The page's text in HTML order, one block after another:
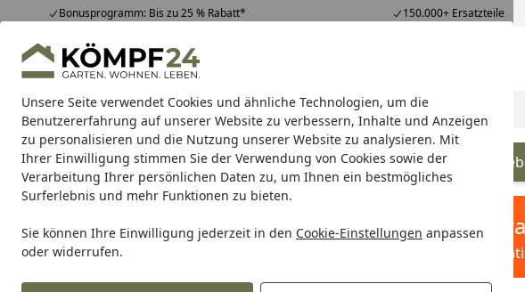
Unsere Seite verwendet Cookies und ähnliche Technologien, um die
Benutzererfahrung auf unserer Website zu verbessern, Inhalte und Anzeigen
zu personalisieren und die Nutzung unserer Website zu analysieren. Mit
Ihrer Einwilligung stimmen Sie der Verwendung von Cookies sowie der
Verarbeitung Ihrer persönlichen Daten zu, um Ihnen ein bestmögliches
Surferlebnis und mehr Funktionen zu bieten.
Sie können Ihre Einwilligung jederzeit in den Cookie-Einstellungen anpassen
oder widerrufen.
Bonusprogramm: Bis zu 25 % Rabatt* 150.000+ Ersatzteile
Hotline07051 / 9 22 22
Mo-Fr. 8-16 Uhr 25.948 Bewertungen
Alle Produkte
Alle ProdukteHighlights Tipps & Tricks Suche
Zauntechnik Einstabmatten Doppelstabmatten Gabionen
Karibu Pools inkl. gratis
Dein Traumpool im Sorglos-Paket: Filter&Pflege